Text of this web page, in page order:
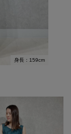
身長：159cm